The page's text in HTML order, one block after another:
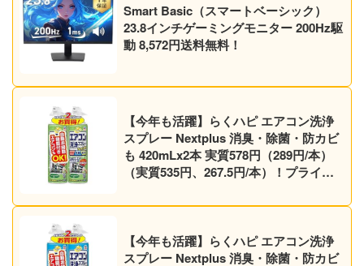
Smart Basic（スマートベーシック）
23.8インチゲーミングモニター 200Hz駆
動 8,572円送料無料！
【今年も活躍】らくハピ エアコン洗浄
スプレー Nextplus 消臭・除菌・防カビ
も 420mLx2本 実質578円（289円/本）
（実質535円、267.5円/本）！プライム
【今年も活躍】らくハピ エアコン洗浄
スプレー Nextplus 消臭・除菌・防カビ